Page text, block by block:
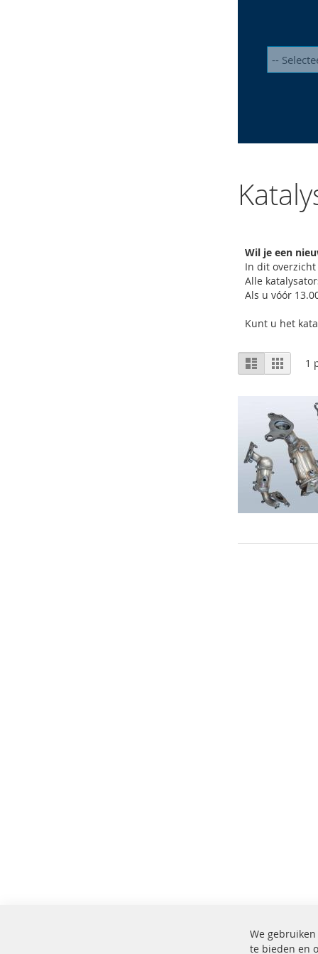
Wil je een
In dit overzicht
Alle
Als u vóór
Kunt u het
Tonen
als
Lijst Foto-
tabel
1
We
te bieden en